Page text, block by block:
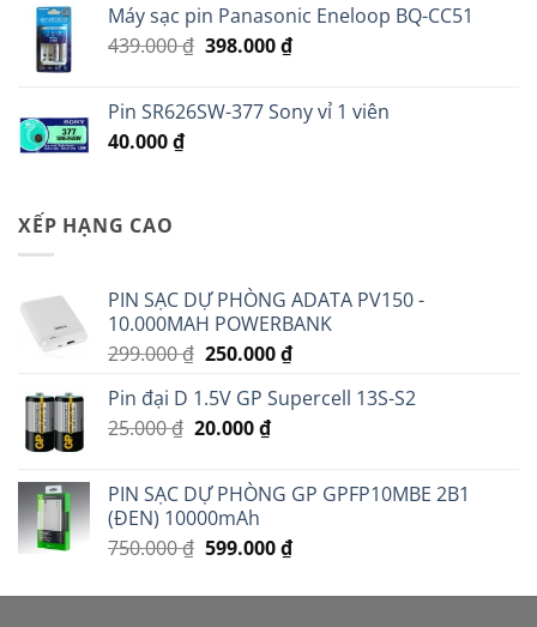
140.000 ₫.là:
120.000 ₫.
Máy sạc pin Panasonic Eneloop BQ-CC51
439.000₫ Giá
439.000 ₫.
398.000₫Giá
là:
Pin SR626SW-377 Sony vỉ 1 viên
40.000₫
XẾP HẠNG CAO
PIN SẠC DỰ PHÒNG ADATA PV150 -
10.000MAH POWERBANK
299.000₫ Giá
là:
299.000 ₫.
250.000₫Giá
tại
Pin đại D 1.5V GP Supercell 13S-S2
25.000₫ Giá
25.000 ₫.
20.000₫Giá
là:
PIN SẠC DỰ PHÒNG GP GPFP10MBE 2B1
(ĐEN) 10000mAh
750.000₫ Giá
là:
599.000₫Giá
tại